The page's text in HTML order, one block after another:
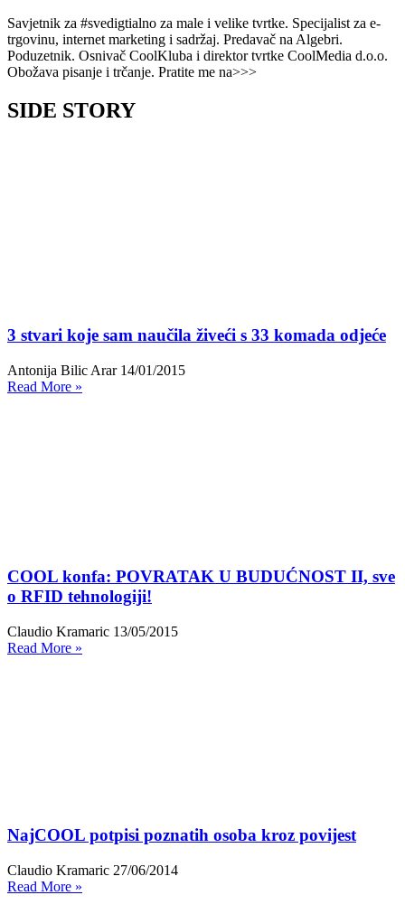
Savjetnik za #svedigtialno za male i velike tvrtke. Specijalist za e-
trgovinu, internet marketing i sadržaj. Predavač na Algebri.
Poduzetnik. Osnivač CoolKluba i direktor tvrtke CoolMedia d.o.o.
Obožava pisanje i trčanje. Pratite me na>>>
SIDE STORY
3 stvari koje sam naučila živeći s 33 komada odjeće
Antonija Bilic Arar 14/01/2015
Read More »
COOL konfa: POVRATAK U BUDUĆNOST II, sve
o RFID tehnologiji!
Claudio Kramaric 13/05/2015
Read More »
NajCOOL potpisi poznatih osoba kroz povijest
Claudio Kramaric 27/06/2014
Read More »